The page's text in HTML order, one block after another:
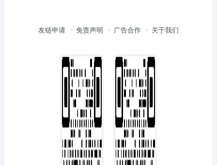
友链申请 免责声明 广告合作 关于我们